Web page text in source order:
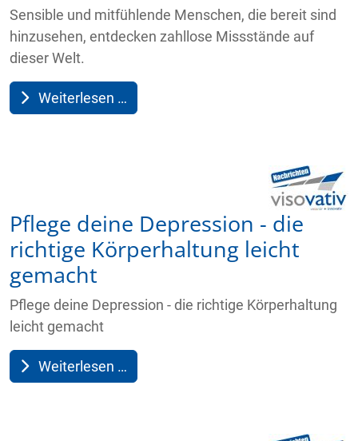
Sensible und mitfühlende Menschen, die bereit sind
hinzusehen, entdecken zahllose Missstände auf
dieser Welt.
Weiterlesen …
Pflege deine Depression - die
richtige Körperhaltung leicht
gemacht
Pflege deine Depression - die richtige Körperhaltung
leicht gemacht
Weiterlesen …